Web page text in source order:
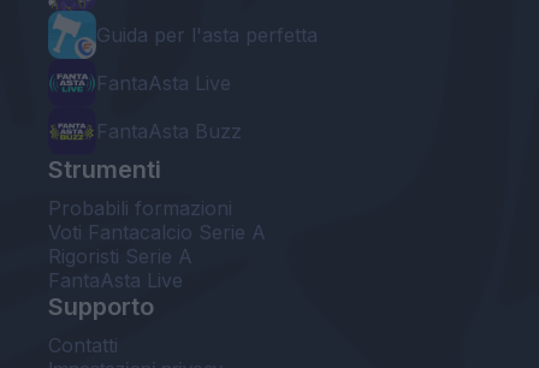
Guida per l'asta perfetta
FantaAsta Live
FantaAsta Buzz
Strumenti
Probabili formazioni
Voti Fantacalcio Serie A
Rigoristi Serie A
FantaAsta Live
Supporto
Contatti